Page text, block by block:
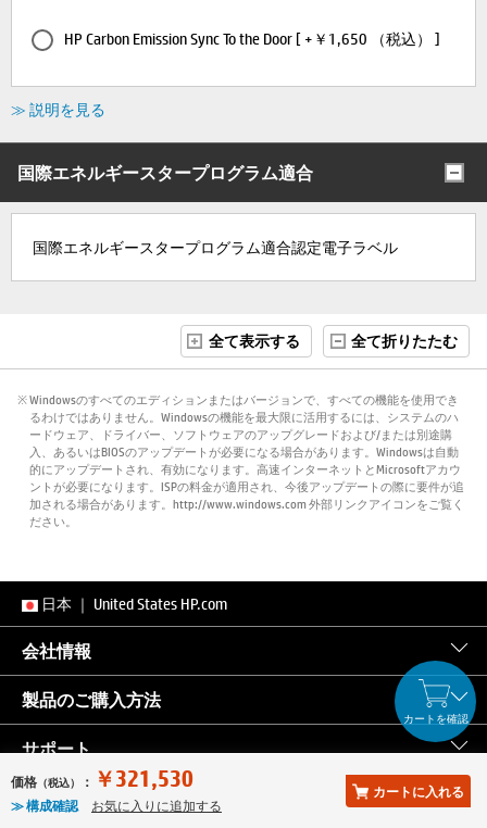
HP Carbon Emission Sync To the Door [ +￥1,650 （税込） ]
≫ 説明を見る
国際エネルギースタープログラム適合
国際エネルギースタープログラム適合認定電子ラベル
全て表示する 全て折りたたむ
価格 （税込） ： ￥321,530
≫ 構成確認 お気に入りに追加する
カートに入れる
カートを確認
※ Windowsのすべてのエディションまたはバージョンで、すべての機能を使用でき
るわけではありません。Windowsの機能を最大限に活用するには、システムのハ
ードウェア、ドライバー、ソフトウェアのアップグレードおよび/または別途購
入、あるいはBIOSのアップデートが必要になる場合があります。Windowsは自動
的にアップデートされ、有効になります。高速インターネットとMicrosoftアカウ
ントが必要になります。ISPの料金が適用され、今後アップデートの際に要件が追
加される場合があります。http://www.windows.com 外部リンクアイコンをご覧く
ださい。
日本 ｜ United States HP.com
会社情報
製品のご購入方法
サポート
パートナー